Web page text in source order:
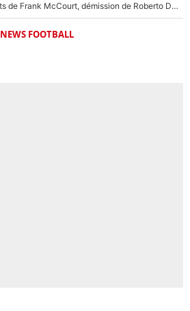
Trahison de Longoria, secrets de Frank McCourt, démission de Roberto De Zerbi : Medhi Benatia se lâche sur son départ de l'OM et fait d'importantes révélations
NEWS FOOTBALL